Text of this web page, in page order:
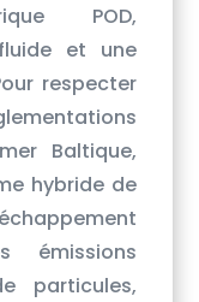
POD,
et une
respecter
Baltique,
hybride de
émissions
particules,